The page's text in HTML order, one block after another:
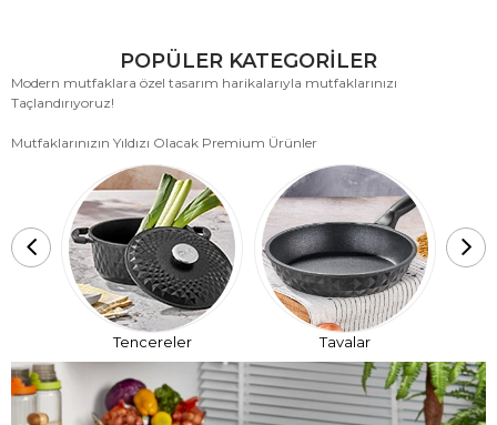
POPÜLER KATEGORİLER
Modern mutfaklara özel tasarım harikalarıyla mutfaklarınızı
Taçlandırıyoruz!
Mutfaklarınızın Yıldızı Olacak Premium Ürünler
Tencereler Tavalar